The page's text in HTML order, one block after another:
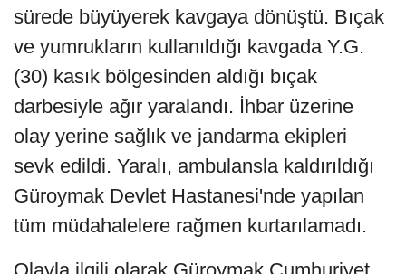
sürede büyüyerek kavgaya dönüştü. Bıçak
ve yumrukların kullanıldığı kavgada Y.G.
(30) kasık bölgesinden aldığı bıçak
darbesiyle ağır yaralandı. İhbar üzerine
olay yerine sağlık ve jandarma ekipleri
sevk edildi. Yaralı, ambulansla kaldırıldığı
Güroymak Devlet Hastanesi'nde yapılan
tüm müdahalelere rağmen kurtarılamadı.